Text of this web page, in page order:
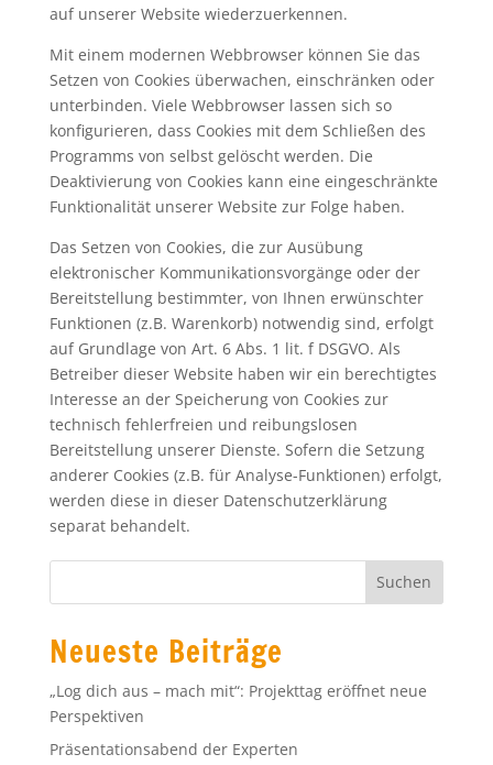
auf unserer Website wiederzuerkennen.
Mit einem modernen Webbrowser können Sie das
Setzen von Cookies überwachen, einschränken oder
unterbinden. Viele Webbrowser lassen sich so
konfigurieren, dass Cookies mit dem Schließen des
Programms von selbst gelöscht werden. Die
Deaktivierung von Cookies kann eine eingeschränkte
Funktionalität unserer Website zur Folge haben.
Das Setzen von Cookies, die zur Ausübung
elektronischer Kommunikationsvorgänge oder der
Bereitstellung bestimmter, von Ihnen erwünschter
Funktionen (z.B. Warenkorb) notwendig sind, erfolgt
auf Grundlage von Art. 6 Abs. 1 lit. f DSGVO. Als
Betreiber dieser Website haben wir ein berechtigtes
Interesse an der Speicherung von Cookies zur
technisch fehlerfreien und reibungslosen
Bereitstellung unserer Dienste. Sofern die Setzung
anderer Cookies (z.B. für Analyse-Funktionen) erfolgt,
werden diese in dieser Datenschutzerklärung
separat behandelt.
Neueste Beiträge
„Log dich aus – mach mit“: Projekttag eröffnet neue
Perspektiven
Präsentationsabend der Experten